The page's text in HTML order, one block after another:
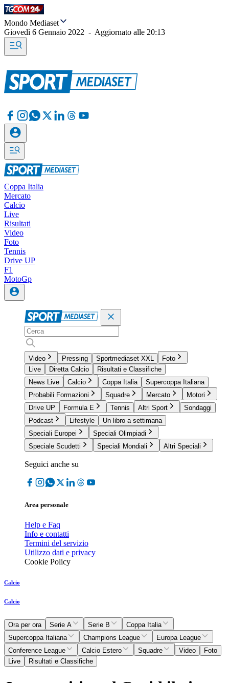
Mondo Mediaset
Giovedì 6 Gennaio 2022 - Aggiornato alle 20:13
Coppa Italia
Mercato
Calcio
Live
Risultati
Video
Foto
Tennis
Drive UP
F1
MotoGp
Video Pressing Sportmediaset XXL
Foto
Live
Diretta Calcio
Risultati e Classifiche
News Live
Calcio Coppa Italia
Supercoppa Italiana
Probabili Formazioni
Squadre Mercato
Motori
Drive UP
Formula E Tennis Altri Sport
Sondaggi
Podcast
Lifestyle
Un libro a settimana
Speciali Europei
Speciali Olimpiadi
Speciale Scudetti
Speciali Mondiali Altri Speciali
Seguici anche su
Area personale
Help e Faq
Info e contatti
Termini del servizio
Utilizzo dati e privacy
Cookie Policy
Calcio
Calcio
Ora per ora Serie A Serie B
Coppa Italia
Supercoppa Italiana
Champions League
Europa League
Conference League
Calcio Estero Squadre Video
Foto
Live
Risultati e Classifiche